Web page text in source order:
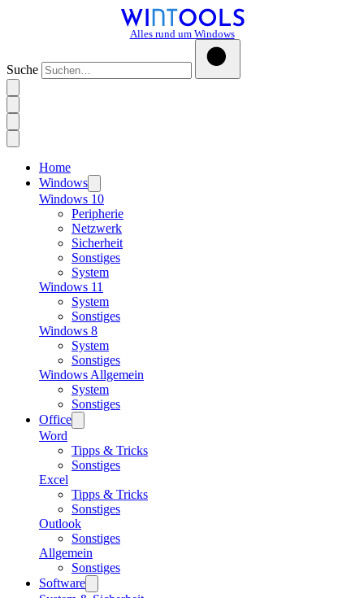
Alles rund um Windows
Suche
Home
Windows
Windows 10
Peripherie
Netzwerk
Sicherheit
Sonstiges
System
Windows 11
System
Sonstiges
Windows 8
System
Sonstiges
Windows Allgemein
System
Sonstiges
Office
Word
Tipps & Tricks
Sonstiges
Excel
Tipps & Tricks
Sonstiges
Outlook
Sonstiges
Allgemein
Sonstiges
Software